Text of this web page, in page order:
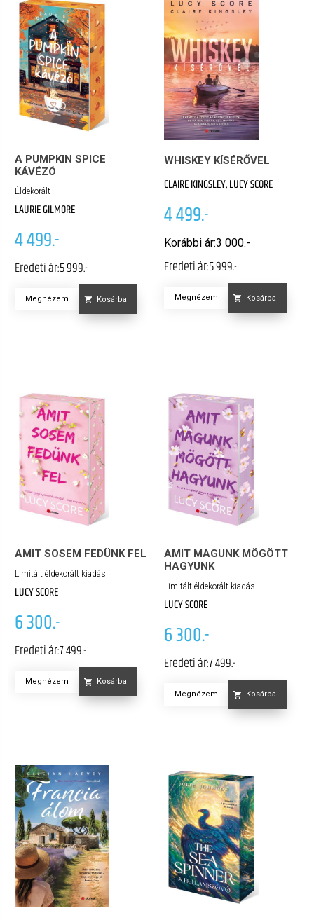
A PUMPKIN SPICE
KÁVÉZÓ
Éldekorált
LAURIE GILMORE
4 499.-
Eredeti ár:5 999.-
Megnézem Kosárba
WHISKEY KÍSÉRŐVEL
CLAIRE KINGSLEY, LUCY SCORE
4 499.-
Korábbi ár:3 000.-
Eredeti ár:5 999.-
Megnézem Kosárba
AMIT SOSEM FEDÜNK FEL
Limitált éldekorált kiadás
LUCY SCORE
6 300.-
Eredeti ár:7 499.-
Megnézem Kosárba
AMIT MAGUNK MÖGÖTT
HAGYUNK
Limitált éldekorált kiadás
LUCY SCORE
6 300.-
Eredeti ár:7 499.-
Megnézem Kosárba